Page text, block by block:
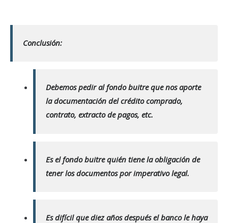
Conclusión:
Debemos pedir al fondo buitre que nos aporte
la documentación del crédito comprado,
contrato, extracto de pagos, etc.
Es el fondo buitre quién tiene la obligación de
tener los documentos por imperativo legal.
Es difícil que diez años después el banco le haya